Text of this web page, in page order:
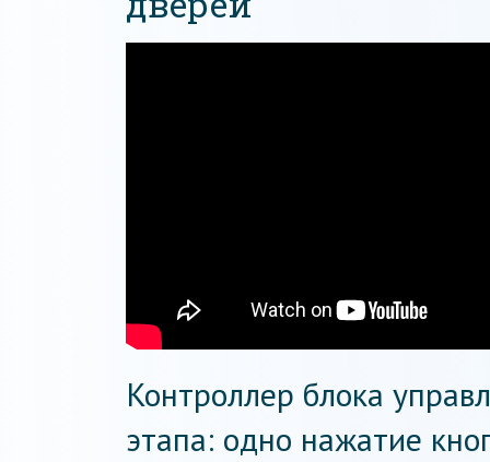
Контроллер блока
этапа: одно нажатие